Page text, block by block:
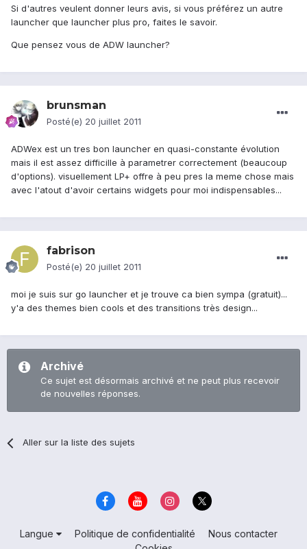
Si d'autres veulent donner leurs avis, si vous préférez un autre
launcher que launcher plus pro, faites le savoir.
Que pensez vous de ADW launcher?
brunsman
Posté(e) 20 juillet 2011
ADWex est un tres bon launcher en quasi-constante évolution
mais il est assez difficille à parametrer correctement (beaucoup
d'options). visuellement LP+ offre à peu pres la meme chose mais
avec l'atout d'avoir certains widgets pour moi indispensables...
fabrison
Posté(e) 20 juillet 2011
moi je suis sur go launcher et je trouve ca bien sympa (gratuit)...
y'a des themes bien cools et des transitions très design...
Archivé
Ce sujet est désormais archivé et ne peut plus recevoir
de nouvelles réponses.
Aller sur la liste des sujets
Langue Politique de confidentialité
Nous contacter